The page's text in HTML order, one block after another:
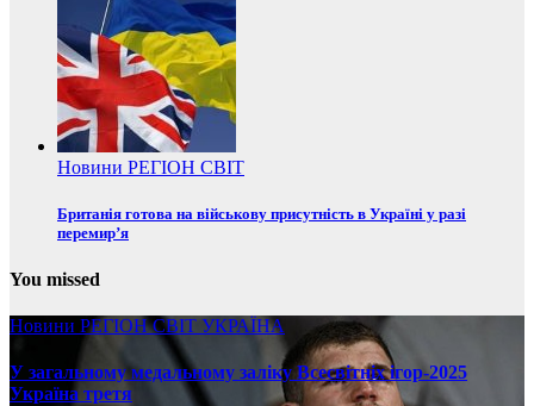
Новини РЕГІОН СВІТ
Британія готова на військову присутність в Україні у разі
перемир’я
You missed
Новини РЕГІОНСВІТ УКРАЇНА
У загальному медальному заліку Всесвітніх ігор-2025
Україна третя